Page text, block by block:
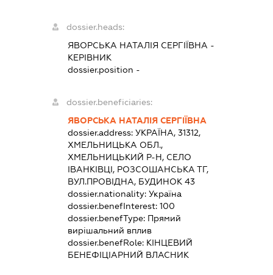
dossier.heads:
ЯВОРСЬКА НАТАЛІЯ СЕРГІЇВНА -
КЕРІВНИК
dossier.position -
dossier.beneficiaries:
ЯВОРСЬКА НАТАЛІЯ СЕРГІЇВНА
dossier.address: УКРАЇНА, 31312,
ХМЕЛЬНИЦЬКА ОБЛ.,
ХМЕЛЬНИЦЬКИЙ Р-Н, СЕЛО
ІВАНКІВЦІ, РОЗСОШАНСЬКА ТГ,
ВУЛ.ПРОВІДНА, БУДИНОК 43
dossier.nationality: Україна
dossier.benefInterest: 100
dossier.benefType: Прямий
вирішальний вплив
dossier.benefRole: КІНЦЕВИЙ
БЕНЕФІЦІАРНИЙ ВЛАСНИК